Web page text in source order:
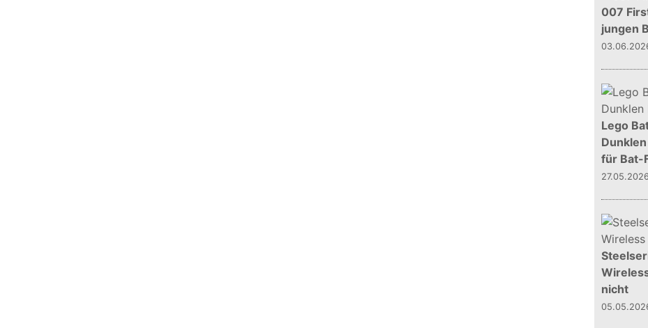
007
jungen
Lego
für Bat-
27.05.2026
nicht